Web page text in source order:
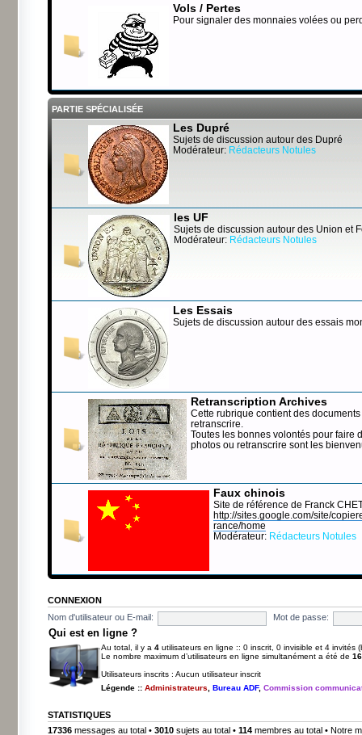
Vols / Pertes
Pour signaler des monnaies volées ou
PARTIE SPÉCIALISÉE
Les Dupré
Sujets de discussion autour des Dupré
Modérateur: Rédacteurs Notules
les UF
Sujets de discussion autour des Union et
Modérateur: Rédacteurs Notules
Les Essais
Sujets de discussion autour des essais
Retranscription Archives
Cette rubrique contient des
retranscrire.
Toutes les bonnes volontés pour faire
photos ou retranscrire sont les
Faux chinois
Site de référence de Franck
http://sites.google.com/site/
rance/home
Modérateur: Rédacteurs Notules
CONNEXION
Nom d'utilisateur ou E-mail:
Mot de passe:
Qui est en ligne ?
Au total, il y a 4 utilisateurs en ligne :: 0 inscrit, 0 invisible et 4 invités
Le nombre maximum d’utilisateurs en ligne simultanément a été de
Utilisateurs inscrits : Aucun utilisateur inscrit
Légende :: Administrateurs Bureau ADF, Commission
STATISTIQUES
17336 messages au total • 3010 sujets au total • 114 membres au total • Notre